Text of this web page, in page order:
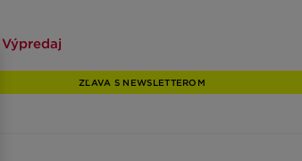
Výpredaj
ZĽAVA S NEWSLETTEROM